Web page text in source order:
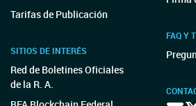
Tarifas de Publicación
SITIOS DE INTERÉS
Red de Boletines Oficiales
de la R. A.
FAQ Y